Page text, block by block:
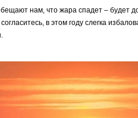
нам, что жара спадет – будет
в этом году слегка